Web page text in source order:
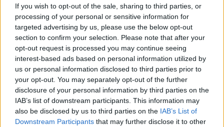
If you wish to opt-out of the sale, sharing to third parties, or
processing of your personal or sensitive information for
targeted advertising by us, please use the below opt-out
section to confirm your selection. Please note that after your
opt-out request is processed you may continue seeing
interest-based ads based on personal information utilized by
us or personal information disclosed to third parties prior to
your opt-out. You may separately opt-out of the further
disclosure of your personal information by third parties on the
IAB’s list of downstream participants. This information may
also be disclosed by us to third parties on the IAB’s List of
Downstream Participants that may further disclose it to other
Per parecchi minuti ha girato attorno all'imbarcazione, pinna in
superficie, per poi colpirla ripetutamente.Un attacco in piena
regolaprima di allontanarsi negli abissi. Bilancio: esperienza
indimenticabile per i tre pescatori, una cassetta rotta.
Se vuoi leggere le notizie principali dell'isola d'Elba iscriviti alla
Newsletter QUInews ELBA.Arriva gratis tutti i giorni alle 7:00 del
mattino direttamente nella tua casella di posta.